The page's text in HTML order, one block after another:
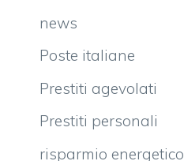
news
Poste italiane
Prestiti agevolati
Prestiti personali
risparmio energetico